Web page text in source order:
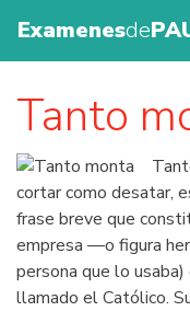
Examenesde
Tanto
cortar como desatar,
frase breve que
empresa —o figura
persona que lo
llamado el Católico.